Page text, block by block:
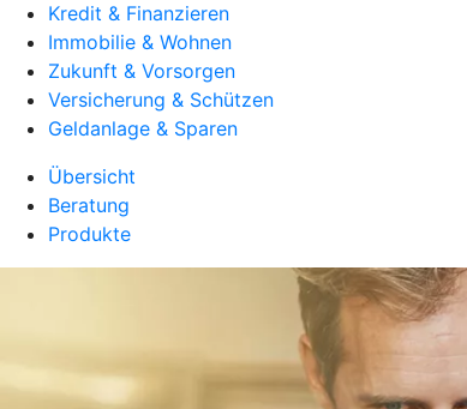
Kredit & Finanzieren
Immobilie & Wohnen
Zukunft & Vorsorgen
Versicherung & Schützen
Geldanlage & Sparen
Übersicht
Beratung
Produkte